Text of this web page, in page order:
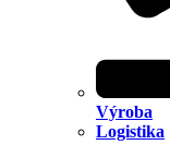
Výroba
Logistika